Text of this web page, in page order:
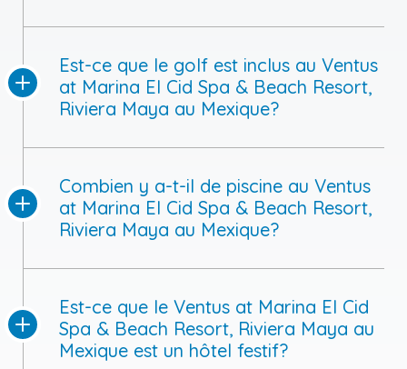
Est-ce que le golf est inclus au Ventus
at Marina El Cid Spa & Beach Resort,
Riviera Maya au Mexique?
Combien y a-t-il de piscine au Ventus
at Marina El Cid Spa & Beach Resort,
Riviera Maya au Mexique?
Est-ce que le Ventus at Marina El Cid
Spa & Beach Resort, Riviera Maya au
Mexique est un hôtel festif?